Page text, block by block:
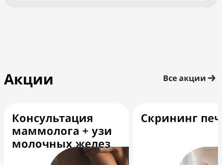
Акции Все акции
Консультация
маммолога + узи
молочных желез
Скрининг